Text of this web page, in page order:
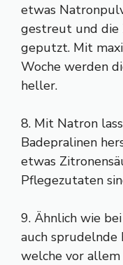
etwas
gestreut und die
geputzt. Mit
Woche werden
heller.
8. Mit Natron
Badepralinen
etwas
Pflegezutaten
9. Ähnlich wie
auch sprudelnde
welche vor